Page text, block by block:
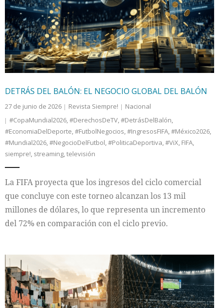
DETRÁS DEL BALÓN: EL NEGOCIO GLOBAL DEL BALÓN
27 de junio de 2026 Revista Siempre!
Nacional
#CopaMundial2026,#DerechosDeTV,#DetrásDelBalón,
#EconomiaDelDeporte,#FutbolNegocios,#IngresosFIFA,#México2026,
#Mundial2026,#NegocioDelFutbol,#PoliticaDeportiva,#ViX, FIFA,
siempre!, streaming,televisión
La FIFA proyecta que los ingresos del ciclo comercial
que concluye con este torneo alcanzan los 13 mil
millones de dólares, lo que representa un incremento
del 72% en comparación con el ciclo previo.